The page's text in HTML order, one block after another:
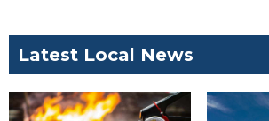
Latest Local News